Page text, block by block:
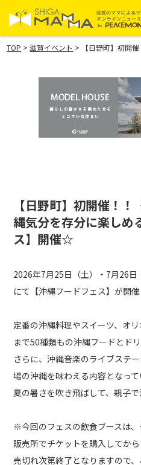
TOP >滋賀イベント > 【日野町】初開
【日野町】初開催！
縄気分を存分に楽しめ
ス】開催☆
2026年7月25日（土）・7月26
にて【沖縄フードフェス】が開催
定番の沖縄料理やスイーツ、オ
まで50種類もの沖縄フードとド
さらに、沖縄音楽のライブステ
場の沖縄を味わえる内容となって
夏の暑さを吹き飛ばして、親子
※今回のフェスの飲食ブースは
販売所でチケットを購入してから
売切れ次第終了となりますので、